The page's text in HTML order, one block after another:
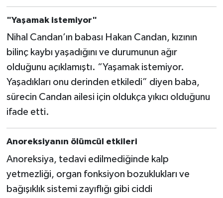
"Yaşamak istemiyor"
Nihal Candan’ın babası Hakan Candan, kızının
bilinç kaybı yaşadığını ve durumunun ağır
olduğunu açıklamıştı. “Yaşamak istemiyor.
Yaşadıkları onu derinden etkiledi” diyen baba,
sürecin Candan ailesi için oldukça yıkıcı olduğunu
ifade etti.
Anoreksiyanın ölümcül etkileri
Anoreksiya, tedavi edilmediğinde kalp
yetmezliği, organ fonksiyon bozuklukları ve
bağışıklık sistemi zayıflığı gibi ciddi